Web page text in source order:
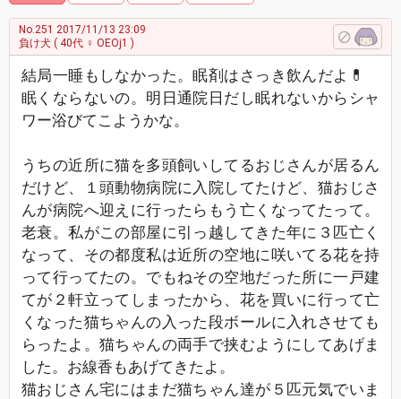
No.251 2017/11/13 23:09
負け犬 ( 40代 ♀ OEOj1 )
結局一睡もしなかった。眠剤はさっき飲んだよ💊
眠くならないの。明日通院日だし眠れないからシャ
ワー浴びてこようかな。
うちの近所に猫を多頭飼いしてるおじさんが居るん
だけど、１頭動物病院に入院してたけど、猫おじさ
んが病院へ迎えに行ったらもう亡くなってたって。
老衰。私がこの部屋に引っ越してきた年に３匹亡く
なって、その都度私は近所の空地に咲いてる花を持
って行ってたの。でもねその空地だった所に一戸建
てが２軒立ってしまったから、花を買いに行って亡
くなった猫ちゃんの入った段ボールに入れさせても
らったよ。猫ちゃんの両手で挟むようにしてあげま
した。お線香もあげてきたよ。
猫おじさん宅にはまだ猫ちゃん達が５匹元気でいま